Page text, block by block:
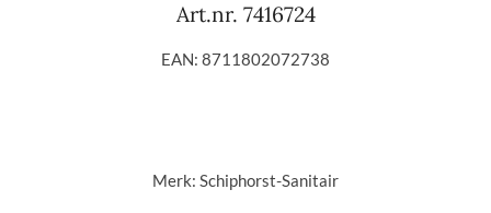
Art.nr. 7416724
EAN: 8711802072738
Merk: Schiphorst-Sanitair